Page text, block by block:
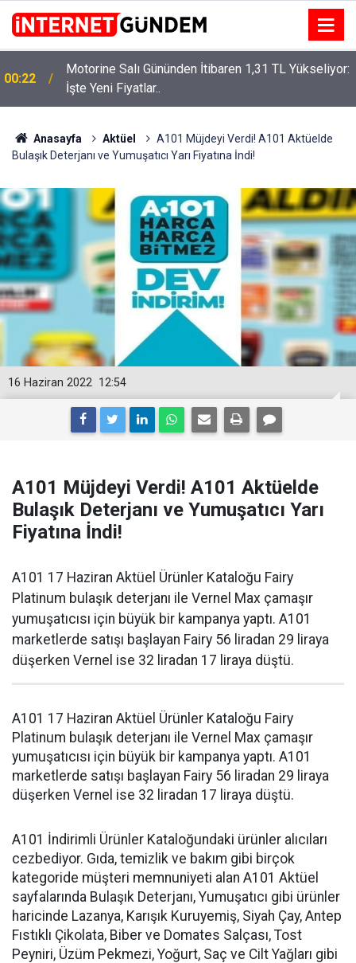
15:58
Neşet Ertaş’a “Bozkırın Tezenesi” Lakabını Kim
Verdi? Beyaz’la Joker Sorusunun Cevabı Merak
Edildi
Anasayfa Aktüel
A101 Müjdeyi Verdi! A101 Aktüelde
Bulaşık Deterjanı ve Yumuşatıcı Yarı Fiyatına İndi!
12:54
16 Haziran 2022
A101 Müjdeyi Verdi! A101 Aktüelde
Bulaşık Deterjanı ve Yumuşatıcı Yarı
Fiyatına İndi!
A101 17 Haziran Aktüel Ürünler Kataloğu Fairy
Platinum bulaşık deterjanı ile Vernel Max çamaşır
yumuşatıcısı için büyük bir kampanya yaptı. A101
marketlerde satışı başlayan Fairy 56 liradan 29 liraya
düşerken Vernel ise 32 liradan 17 liraya düştü.
A101 17 Haziran Aktüel Ürünler Kataloğu Fairy
Platinum bulaşık deterjanı ile Vernel Max çamaşır
yumuşatıcısı için büyük bir kampanya yaptı. A101
marketlerde satışı başlayan Fairy 56 liradan 29 liraya
düşerken Vernel ise 32 liradan 17 liraya düştü.
A101 İndirimli Ürünler Kataloğundaki ürünler alıcıları
cezbediyor. Gıda, temizlik ve bakım gibi birçok
kategoride müşteri memnuniyeti alan A101 Aktüel
sayfalarında Bulaşık Deterjanı, Yumuşatıcı gibi ürünler
haricinde Lazanya, Karışık Kuruyemiş, Siyah Çay, Antep
Fıstıklı Çikolata, Biber ve Domates Salçası, Tost
Peyniri, Üzüm Pekmezi, Yoğurt, Saç ve Cilt Yağları gibi